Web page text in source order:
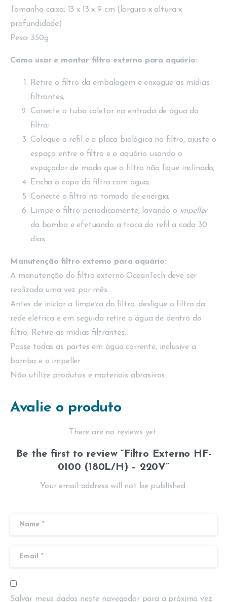
Tamanho caixa: 13 x 13 x 9 cm (largura x altura x
profundidade)
Peso: 350g
Como usar e montar filtro externo para aquário:
Retire o filtro da embalagem e enxague as mídias
filtrantes;
Conecte o tubo coletor na entrada de água do
filtro;
Coloque o refil e a placa biológica no filtro, ajuste o
espaço entre o filtro e o aquário usando o
espaçador de modo que o filtro não fique inclinado;
Encha o copo do filtro com água;
Conecte o filtro na tomada de energia;
Limpe o filtro periodicamente, lavando o impeller
da bomba e efetuando a troca do refil a cada 30
dias
Manutenção filtro externo para aquário:
A manutenção do filtro externo OceanTech deve ser
realizada uma vez por mês.
Antes de iniciar a limpeza do filtro, desligue o filtro da
rede elétrica e em seguida retire a água de dentro do
filtro. Retire as mídias filtrantes.
Passe todas as partes em água corrente, inclusive a
bomba e o impeller.
Não utilize produtos e materiais abrasivos.
Avalie o produto
There are no reviews yet.
Be the first to review “Filtro Externo HF-
0100 (180L/H) – 220V”
Your email address will not be published.
Salvar meus dados neste navegador para a próxima vez